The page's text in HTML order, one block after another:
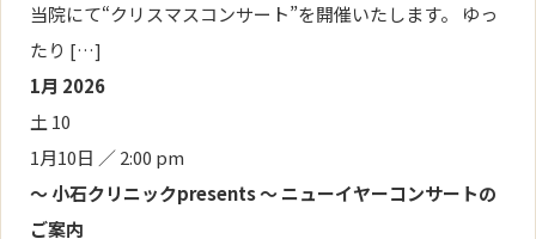
当院にて“クリスマスコンサート”を開催いたします。 ゆっ
たり […]
1月 2026
土10
1月10日 ／ 2:00 pm
～ 小石クリニックpresents ～ ニューイヤーコンサートの
ご案内